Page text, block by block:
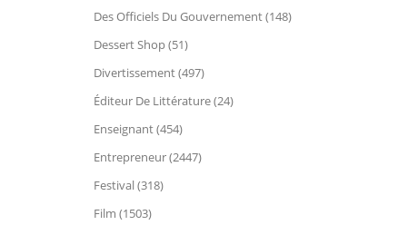
Des Officiels Du Gouvernement (148)
Dessert Shop (51)
Divertissement (497)
Éditeur De Littérature (24)
Enseignant (454)
Entrepreneur (2447)
Festival (318)
Film (1503)